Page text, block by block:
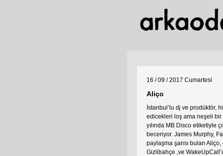
16 / 09 / 2017 Cumartesi
Aliço
İstanbul’lu dj ve prodüktör,
edicekleri loş ama neşeli bir
yılında MB Disco etiketiyle
beceriyor. James Murphy,
paylaşma şansı bulan
Gizlibahçe ,ve